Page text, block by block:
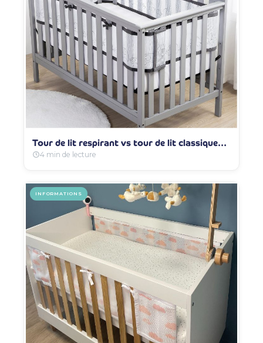
Tour de lit respirant vs tour de lit classique…
4 min de lecture
INFORMATIONS